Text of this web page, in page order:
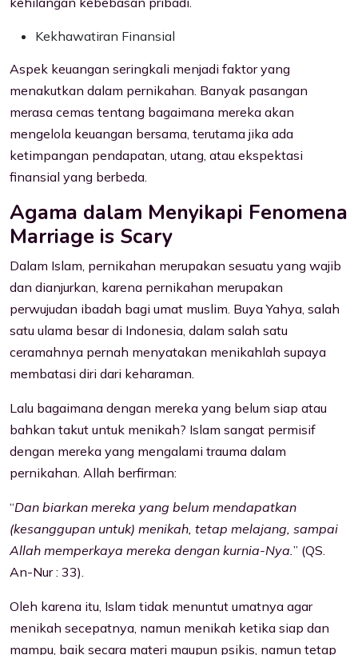
Kekhawatiran Finansial
Aspek keuangan seringkali menjadi faktor yang
menakutkan dalam pernikahan. Banyak pasangan
merasa cemas tentang bagaimana mereka akan
mengelola keuangan bersama, terutama jika ada
ketimpangan pendapatan, utang, atau ekspektasi
finansial yang berbeda.
Agama dalam Menyikapi Fenomena
Marriage is Scary
Dalam Islam, pernikahan merupakan sesuatu yang wajib
dan dianjurkan, karena pernikahan merupakan
perwujudan ibadah bagi umat muslim. Buya Yahya, salah
satu ulama besar di Indonesia, dalam salah satu
ceramahnya pernah menyatakan menikahlah supaya
membatasi diri dari keharaman.
Lalu bagaimana dengan mereka yang belum siap atau
bahkan takut untuk menikah? Islam sangat permisif
dengan mereka yang mengalami trauma dalam
pernikahan. Allah berfirman:
“Dan biarkan mereka yang belum mendapatkan
(kesanggupan untuk) menikah, tetap melajang, sampai
Allah memperkaya mereka dengan kurnia-Nya. ” (QS.
An-Nur : 33).
Oleh karena itu, Islam tidak menuntut umatnya agar
menikah secepatnya, namun menikah ketika siap dan
mampu, baik secara materi maupun psikis, namun tetap